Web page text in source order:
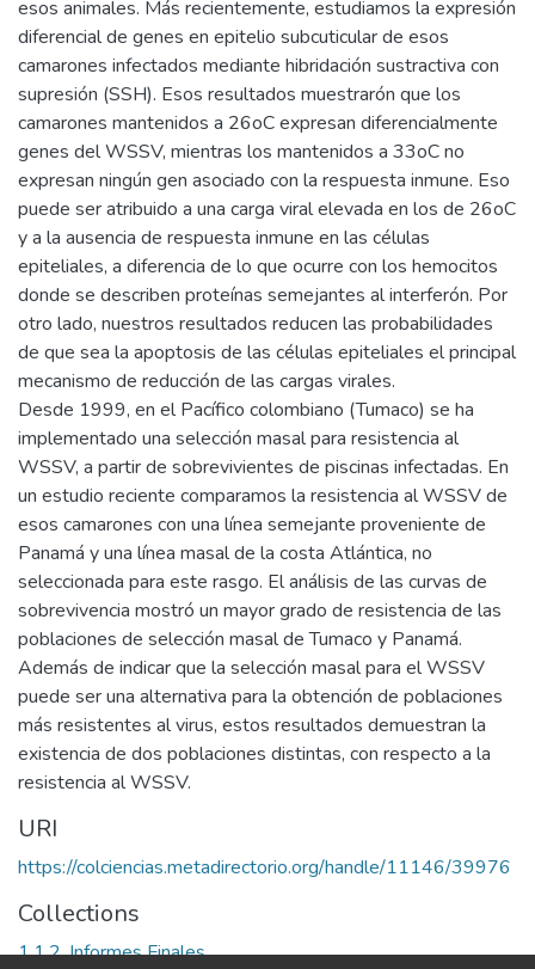
esos animales. Más recientemente, estudiamos la expresión
diferencial de genes en epitelio subcuticular de esos
camarones infectados mediante hibridación sustractiva con
supresión (SSH). Esos resultados muestrarón que los
camarones mantenidos a 26oC expresan diferencialmente
genes del WSSV, mientras los mantenidos a 33oC no
expresan ningún gen asociado con la respuesta inmune. Eso
puede ser atribuido a una carga viral elevada en los de 26oC
y a la ausencia de respuesta inmune en las células
epiteliales, a diferencia de lo que ocurre con los hemocitos
donde se describen proteínas semejantes al interferón. Por
otro lado, nuestros resultados reducen las probabilidades
de que sea la apoptosis de las células epiteliales el principal
mecanismo de reducción de las cargas virales.
Desde 1999, en el Pacífico colombiano (Tumaco) se ha
implementado una selección masal para resistencia al
WSSV, a partir de sobrevivientes de piscinas infectadas. En
un estudio reciente comparamos la resistencia al WSSV de
esos camarones con una línea semejante proveniente de
Panamá y una línea masal de la costa Atlántica, no
seleccionada para este rasgo. El análisis de las curvas de
sobrevivencia mostró un mayor grado de resistencia de las
poblaciones de selección masal de Tumaco y Panamá.
Además de indicar que la selección masal para el WSSV
puede ser una alternativa para la obtención de poblaciones
más resistentes al virus, estos resultados demuestran la
existencia de dos poblaciones distintas, con respecto a la
resistencia al WSSV.
URI
https://colciencias.metadirectorio.org/handle/11146/39976
Collections
1.1.2. Informes Finales